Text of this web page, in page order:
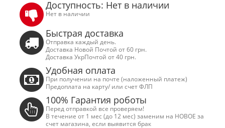
Доступность: Нет в наличии
Нет в наличии
Быстрая доставка
Отправка каждый день.
Доставка Новой Почтой от 60 грн.
Доставка УкрПочтой от 40 грн.
Удобная оплата
При получении на почте (наложенный платеж)
Предоплата на карту/ или счет ФЛП
100% Гарантия роботы
Перед отправкой все проверяем!
В течение от 1 мес (до 12 мес) заменим на НОВОЕ за
счет магазина, если выявится брак